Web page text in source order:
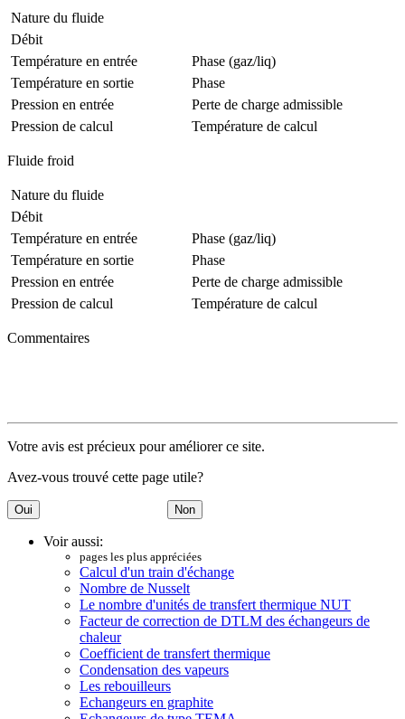
Nature du fluide
Débit
Température en entrée
Phase (gaz/liq)
Température en sortie
Phase
Pression en entrée
Perte de charge admissible
Pression de calcul
Température de calcul
Fluide froid
Nature du fluide
Débit
Température en entrée
Phase (gaz/liq)
Température en sortie
Phase
Pression en entrée
Perte de charge admissible
Pression de calcul
Température de calcul
Commentaires
Votre avis est précieux pour améliorer ce site.
Avez-vous trouvé cette page utile?
Voir aussi:
pages les plus appréciées
Calcul d'un train d'échange
Nombre de Nusselt
Le nombre d'unités de transfert thermique NUT
Facteur de correction de DTLM des échangeurs de
chaleur
Coefficient de transfert thermique
Condensation des vapeurs
Les rebouilleurs
Echangeurs en graphite